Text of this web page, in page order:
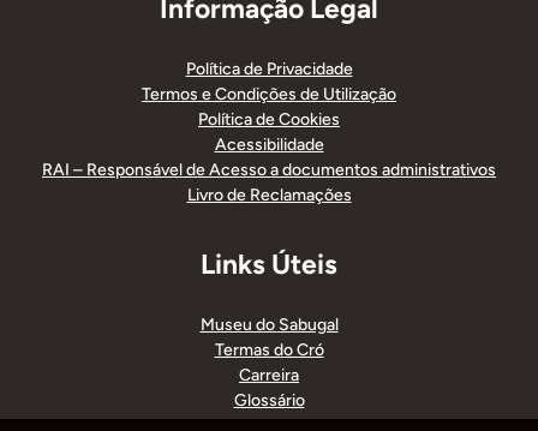
Informação Legal
Política de Privacidade
Termos e Condições de Utilização
Política de Cookies
Acessibilidade
RAI – Responsável de Acesso a documentos administrativos
Livro de Reclamações
Links Úteis
Museu do Sabugal
Termas do Cró
Carreira
Glossário